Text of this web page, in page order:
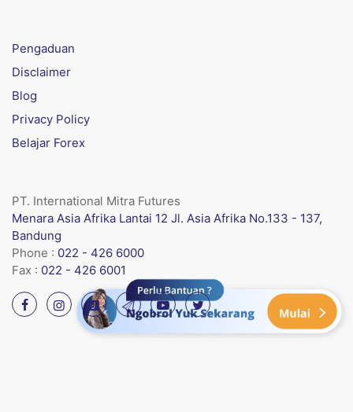
Pengaduan
Disclaimer
Blog
Privacy Policy
Belajar Forex
PT. International Mitra Futures
Menara Asia Afrika Lantai 12 Jl. Asia Afrika No.133 - 137,
Bandung
Phone : 022 - 426 6000
Fax : 022 - 426 6001